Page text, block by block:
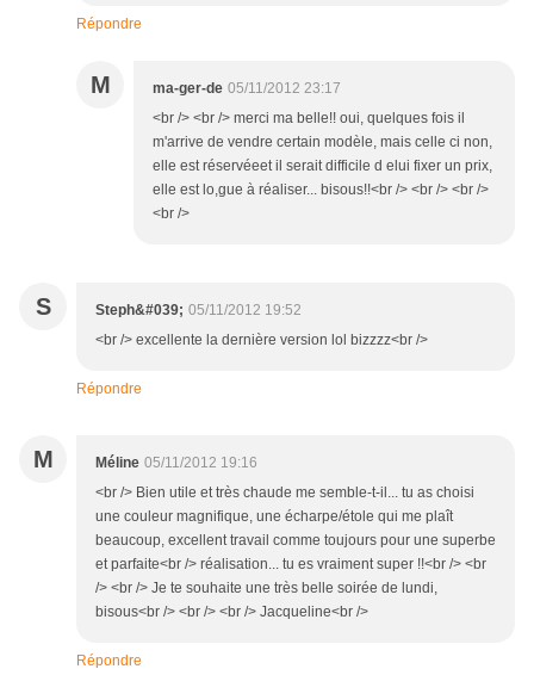
Répondre
M ma-ger-de 05/11/2012 23:17
<br /> <br /> merci ma belle!! oui, quelques fois il
m'arrive de vendre certain modèle, mais celle ci non,
elle est réservéeet il serait difficile d elui fixer un prix,
elle est lo,gue à réaliser... bisous!!<br /> <br /> <br />
<br />
S Steph&#039; 05/11/2012 19:52
<br /> excellente la dernière version lol bizzzz<br />
Répondre
M Méline 05/11/2012 19:16
<br /> Bien utile et très chaude me semble-t-il... tu as choisi
une couleur magnifique, une écharpe/étole qui me plaît
beaucoup, excellent travail comme toujours pour une superbe
et parfaite<br /> réalisation... tu es vraiment super !!<br /> <br
/> <br /> Je te souhaite une très belle soirée de lundi,
bisous<br /> <br /> <br /> Jacqueline<br />
Répondre